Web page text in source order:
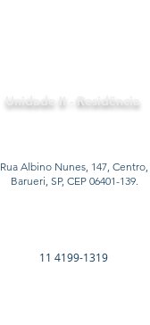
Unidade II - Residência
Rua Albino Nunes, 147, Centro,
Barueri, SP, CEP 06401-139.
11 4199-1319